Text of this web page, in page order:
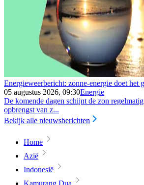
Energieweerbericht: zonne-energie doet het
05 augustus 2026, 09:30Energie
De komende dagen schijnt de zon
opbrengst van z...
Bekijk alle nieuwsberichten
Home
Azië
Indonesië
Kamurang Dua